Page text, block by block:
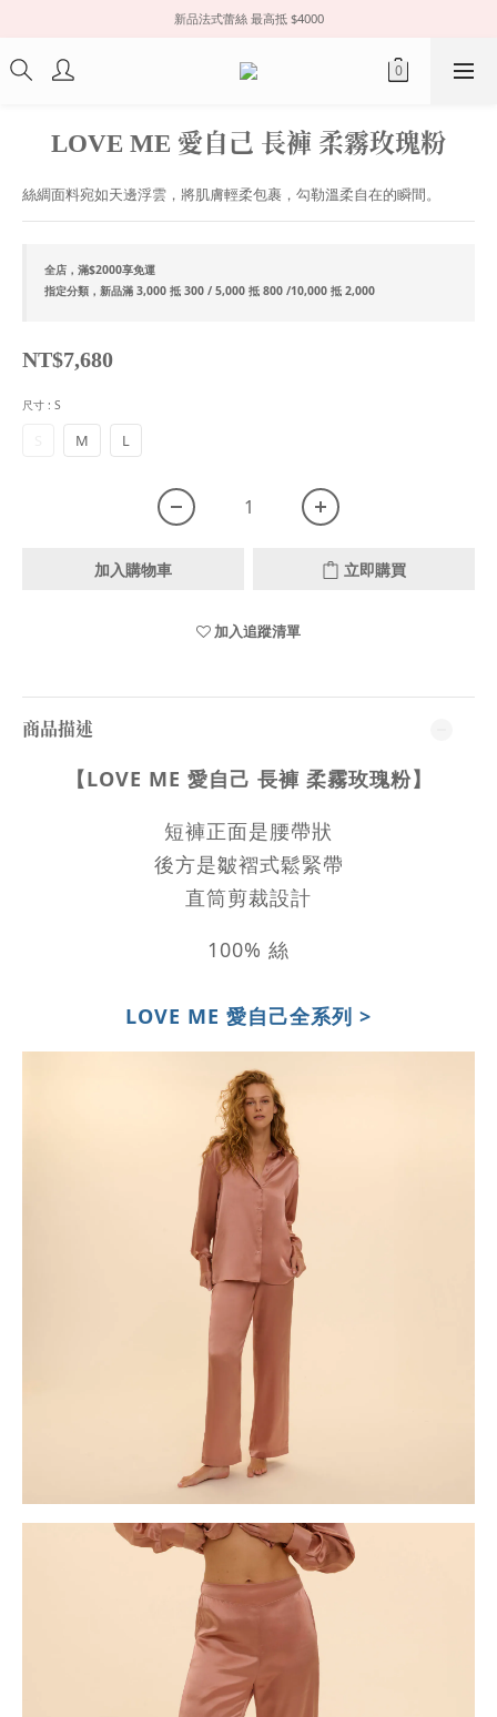
新品法式蕾絲 最高抵 $4000
LOVE ME 愛自己 長褲 柔霧玫瑰粉
絲綢面料宛如天邊浮雲，將肌膚輕柔包裹，勾勒溫柔自在的瞬間。
全店，滿$2000享免運
指定分類，新品滿 3,000 抵 300 / 5,000 抵 800 /10,000 抵 2,000
NT$7,680
尺寸 : S
M L
加入購物車 立即購買
加入追蹤清單
商品描述
【LOVE ME 愛自己 長褲 柔霧玫瑰粉】
短褲正面是腰帶狀
後方是皺褶式鬆緊帶
直筒剪裁設計
100% 絲
LOVE ME 愛自己全系列 >